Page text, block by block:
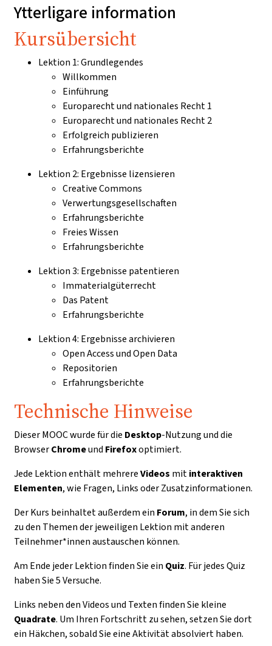
Ytterligare information
Kursübersicht
Lektion 1: Grundlegendes
Willkommen
Einführung
Europarecht und nationales Recht 1
Europarecht und nationales Recht 2
Erfolgreich publizieren
Erfahrungsberichte
Lektion 2: Ergebnisse lizensieren
Creative Commons
Verwertungsgesellschaften
Erfahrungsberichte
Freies Wissen
Erfahrungsberichte
Lektion 3: Ergebnisse patentieren
Immaterialgüterrecht
Das Patent
Erfahrungsberichte
Lektion 4: Ergebnisse archivieren
Open Access und Open Data
Repositorien
Erfahrungsberichte
Technische Hinweise
Dieser MOOC wurde für die Desktop-Nutzung und die
BrowserChromeund Firefoxoptimiert.
Jede Lektion enthält mehrereVideos mitinteraktiven
Elementen, wie Fragen, Links oder Zusatzinformationen.
Der Kurs beinhaltet außerdem ein Forum, in dem Sie sich
zu den Themen der jeweiligen Lektion mit anderen
Teilnehmer*innen austauschen können.
Am Ende jeder Lektion finden Sie ein Quiz. Für jedes Quiz
haben Sie 5 Versuche.
Links neben den Videos und Texten finden Sie kleine
Quadrate. Um Ihren Fortschritt zu sehen, setzen Sie dort
ein Häkchen, sobald Sie eine Aktivität absolviert haben.